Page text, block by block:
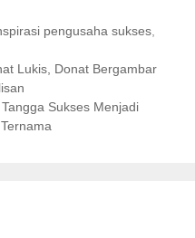
pengusaha sukses,
Lukis, Donat Bergambar
Sukses Menjadi